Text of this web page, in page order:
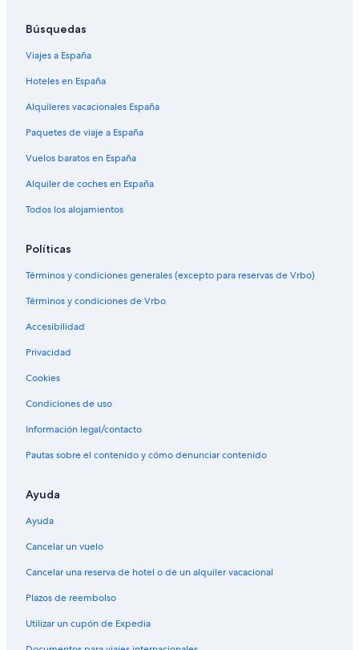
Búsquedas
Viajes a España
Hoteles en España
Alquileres vacacionales España
Paquetes de viaje a España
Vuelos baratos en España
Alquiler de coches en España
Todos los alojamientos
Políticas
Términos y condiciones generales (excepto para reservas de Vrbo)
Términos y condiciones de Vrbo
Accesibilidad
Privacidad
Cookies
Condiciones de uso
Información legal/contacto
Pautas sobre el contenido y cómo denunciar contenido
Ayuda
Ayuda
Cancelar un vuelo
Cancelar una reserva de hotel o de un alquiler vacacional
Plazos de reembolso
Utilizar un cupón de Expedia